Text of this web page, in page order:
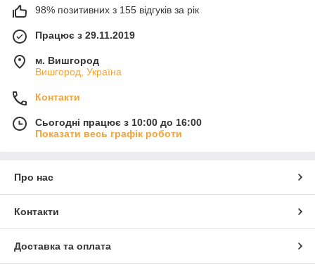
98% позитивних з 155 відгуків за рік
Працює з 29.11.2019
м. Вишгород
Вишгород, Україна
Контакти
Сьогодні працює з 10:00 до 16:00
Показати весь графік роботи
Про нас
Контакти
Доставка та оплата